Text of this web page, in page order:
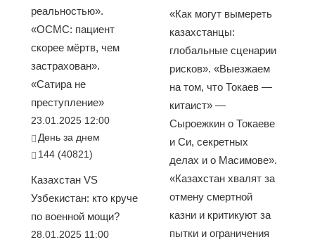
реальностью».
«ОСМС: пациент
скорее мёртв, чем
застрахован».
«Сатира не
преступление»
23.01.2025 12:00
День за днем
144 (40821)
Казахстан VS
Узбекистан: кто круче
по военной мощи?
28.01.2025 11:00
«Как могут вымереть
казахстанцы:
глобальные сценарии
рисков». «Выезжаем
на том, что Токаев —
китаист» —
Сыроежкин о Токаеве
и Си, секретных
делах и о Масимове».
«Казахстан хвалят за
отмену смертной
казни и критикуют за
пытки и ограничения